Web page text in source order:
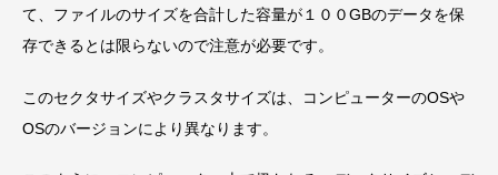
て、ファイルのサイズを合計した容量が１００GBのデータを保
存できるとは限らないので注意が必要です。
このセクタサイズやクラスタサイズは、コンピューターのOSや
OSのバージョンにより異なります。